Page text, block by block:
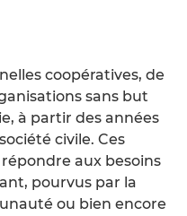
coopératives, de
sans but
à partir des années
civile. Ces
aux besoins
pourvus par la
ou bien encore